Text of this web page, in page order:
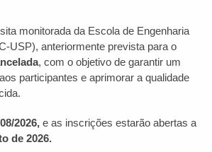
monitorada da Escola de Engenharia
USP), anteriormente prevista para o
, com o objetivo de garantir um
participantes e aprimorar a qualidade
2026, e as inscrições estarão abertas a
de 2026.